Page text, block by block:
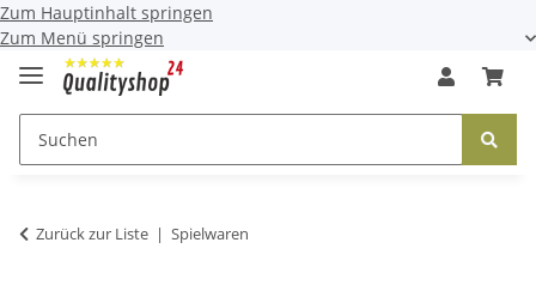
Zum Hauptinhalt springen
Zum Menü springen
Zurück zur Liste Spielwaren